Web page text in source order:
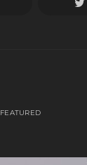
FEATURED